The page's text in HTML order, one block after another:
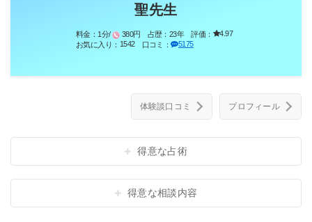
聖先生
料金： 1分/ 380円 占歴： 23年 評価：
4.97
お気に入り： 1542 口コミ： 5175
体験談口コミ プロフィール
得意な占術
得意な相談内容